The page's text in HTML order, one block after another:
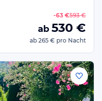
-63 €593 €
ab 530 €
ab 265 € pro Nacht